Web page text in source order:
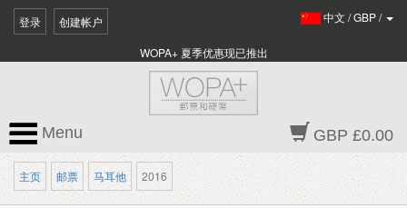
登录 创建帐户 中文 /GBP/
WOPA+ 夏季优惠现已推出
GBP £0.00
Menu
主页 邮票 马耳他 2016